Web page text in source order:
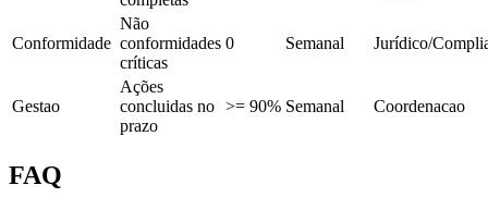
Conformidade
Não
conformidades
críticas
0 Semanal Jurídico/
Gestao
Ações
concluidas no
prazo
>= 90% Semanal Coordenacao
FAQ